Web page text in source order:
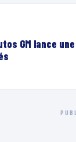
GM lance